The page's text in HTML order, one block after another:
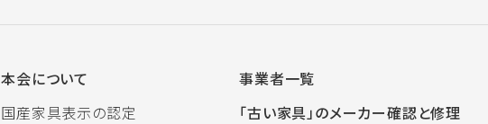
本会について
国産家具表示の認定
事業者一覧
「古い家具」のメーカー確認と修理